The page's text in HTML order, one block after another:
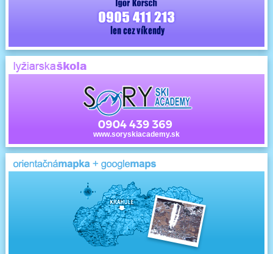
www.soryskiacademy.sk